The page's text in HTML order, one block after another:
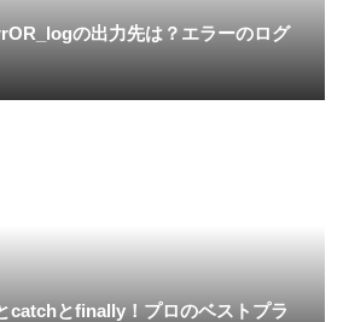
の出力先は？エラーのログ
catchとfinally！プロのベストプラ